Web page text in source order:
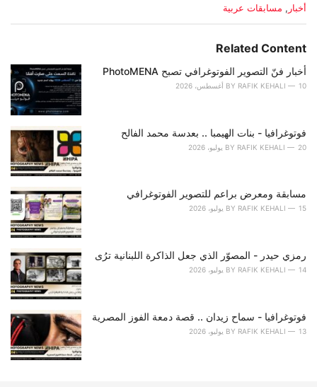
C
e
o
r
:
أخبار , مسابقات عربية
Related Content
أخبار فنّ التصوير الفوتوغرافي تصبح PhotoMENA
BY RAFIK KEHALI 10 أغسطس، 2026
فوتوغرافيا - بنات الهيمبا .. بعدسة محمد الفالح
BY RAFIK KEHALI 20 يوليو، 2026
مسابقة ومعرض براعم للتصوير الفوتوغرافي
BY RAFIK KEHALI 15 يوليو، 2026
رمزي حيدر - المصوّر الذي جعل الذاكرة اللبنانية ترُى
BY RAFIK KEHALI 14 يوليو، 2026
فوتوغرافيا - سماح زيدان .. قصة دمعة الفوز المصرية
BY RAFIK KEHALI 13 يوليو، 2026